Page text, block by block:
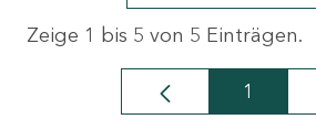
Zeige 1 bis 5 von 5 Einträgen.
Seite
1